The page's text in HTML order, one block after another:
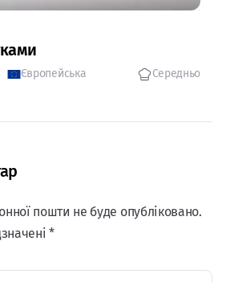
Європейська Середньо
пошти не буде опубліковано.
*